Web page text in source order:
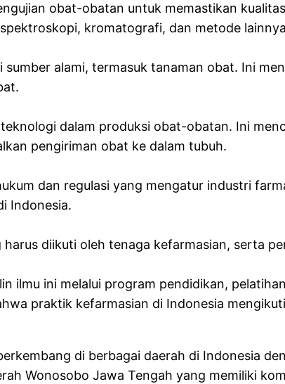
obat-obatan untuk memastikan
kromatografi, dan metode
alami, termasuk tanaman obat. Ini
dalam produksi obat-obatan. Ini
pengiriman obat ke dalam tubuh.
dan regulasi yang mengatur industri
Indonesia.
diikuti oleh tenaga kefarmasian, serta
ilmu ini melalui program pendidikan,
praktik kefarmasian di Indonesia
di berbagai daerah di Indonesia
Wonosobo Jawa Tengah yang memiliki